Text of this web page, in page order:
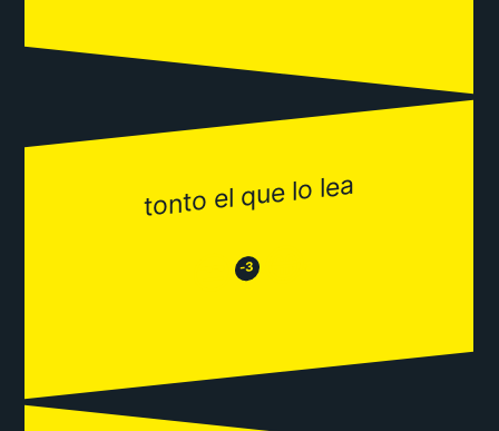
tonto el que lo lea
😒 -3 😂